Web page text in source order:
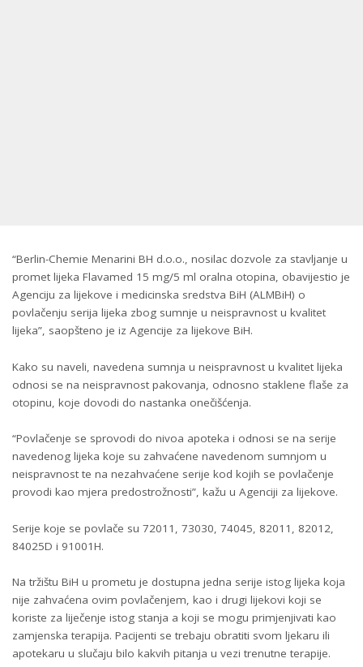
“Berlin-Chemie Menarini BH d.o.o., nosilac dozvole za stavljanje u
promet lijeka Flavamed 15 mg/5 ml oralna otopina, obavijestio je
Agenciju za lijekove i medicinska sredstva BiH (ALMBiH) o
povlačenju serija lijeka zbog sumnje u neispravnost u kvalitet
lijeka”, saopšteno je iz Agencije za lijekove BiH.
Kako su naveli, navedena sumnja u neispravnost u kvalitet lijeka
odnosi se na neispravnost pakovanja, odnosno staklene flaše za
otopinu, koje dovodi do nastanka onečišćenja.
“Povlačenje se sprovodi do nivoa apoteka i odnosi se na serije
navedenog lijeka koje su zahvaćene navedenom sumnjom u
neispravnost te na nezahvaćene serije kod kojih se povlačenje
provodi kao mjera predostrožnosti”, kažu u Agenciji za lijekove.
Serije koje se povlače su 72011, 73030, 74045, 82011, 82012,
84025D i 91001H.
Na tržištu BiH u prometu je dostupna jedna serije istog lijeka koja
nije zahvaćena ovim povlačenjem, kao i drugi lijekovi koji se
koriste za liječenje istog stanja a koji se mogu primjenjivati kao
zamjenska terapija. Pacijenti se trebaju obratiti svom ljekaru ili
apotekaru u slučaju bilo kakvih pitanja u vezi trenutne terapije.